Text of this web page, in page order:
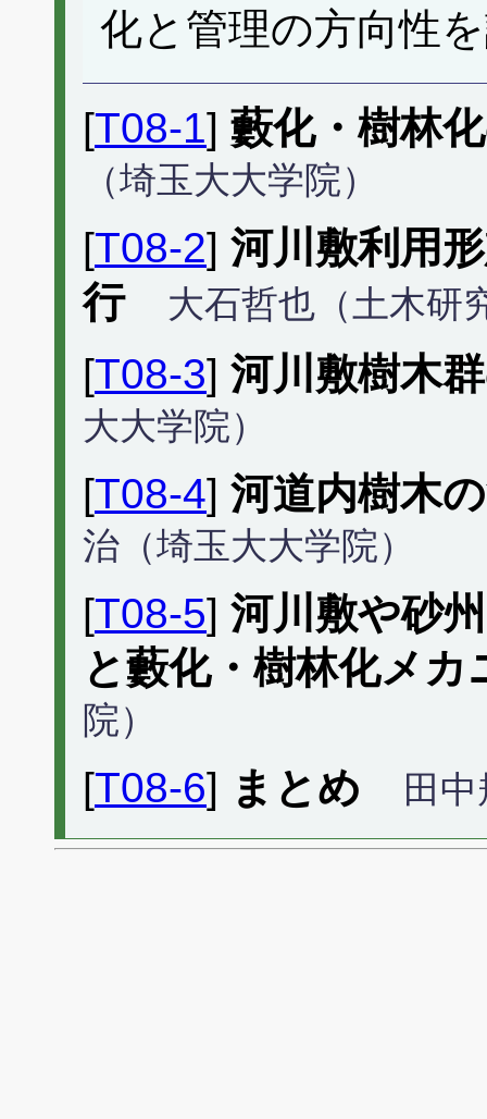
化と管理の方向性
[T08-1] 藪化・樹林
（埼玉大大学院）
[T08-2] 河川敷利用
行
大石哲也（土木研
[T08-3] 河川敷樹木
大大学院）
[T08-4] 河道内樹木
治（埼玉大大学院）
[T08-5] 河川敷や砂
と藪化・樹林化メカ
院）
[T08-6] まとめ 田